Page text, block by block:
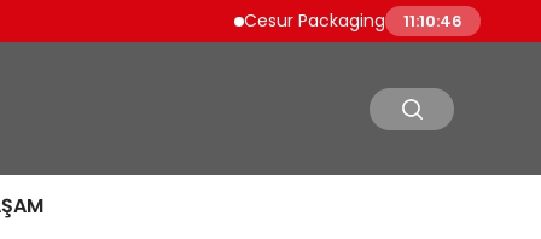
Cesur Packaging, Mısır’daki Üretim
11:10:47